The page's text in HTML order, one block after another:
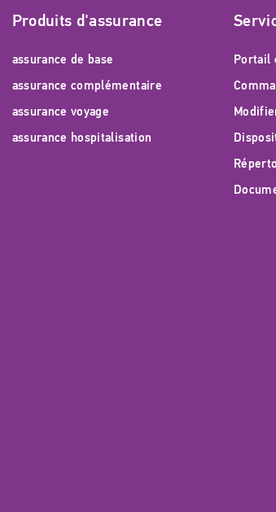
Produits d'assurance
assurance de base
assurance complémentaire
assurance voyage
assurance hospitalisation
Portail